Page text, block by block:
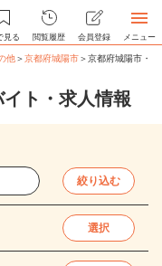
見る 閲覧履歴 会員登録 メニュー
他＞京都府城陽市＞京都府城陽市・
ト・求人情報
絞り込む
選択